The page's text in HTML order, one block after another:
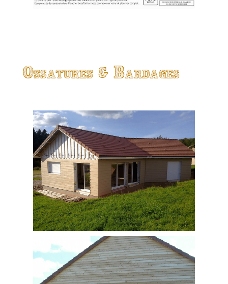
Ossatures & Bardages